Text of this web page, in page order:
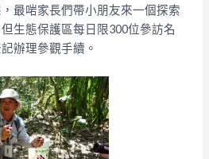
最啱家長們帶小朋友來一個探索
生態保護區每日限300位參訪名
辦理參觀手續。